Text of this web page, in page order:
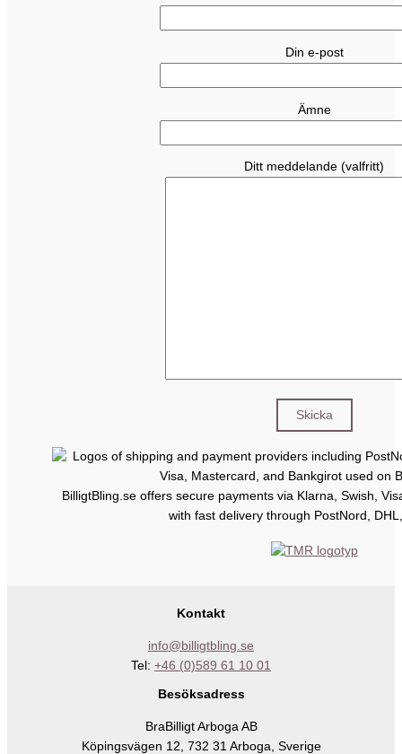
Din e-post
Ämne
Ditt meddelande (valfritt)
BilligtBling.se offers secure payments via Klarna, Swish,
with fast delivery through PostNord,
Kontakt
info@billigtbling.se
Tel: +46 (0)589 61 10 01
Besöksadress
BraBilligt Arboga AB
Köpingsvägen 12, 732 31 Arboga, Sverige